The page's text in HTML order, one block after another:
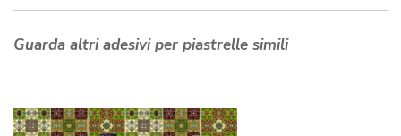
Guarda altri adesivi per piastrelle simili